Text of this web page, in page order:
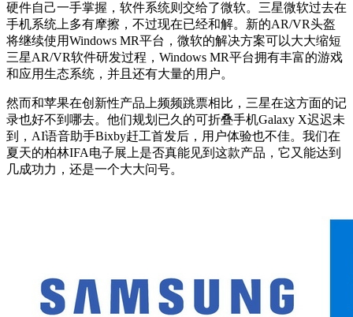
硬件自己一手掌握，软件系统则交给了微软。三星微软过去在
手机系统上多有摩擦，不过现在已经和解。新的AR/VR头盔
将继续使用Windows MR平台，微软的解决方案可以大大缩短
三星AR/VR软件研发过程，Windows MR平台拥有丰富的游戏
和应用生态系统，并且还有大量的用户。
然而和苹果在创新性产品上频频跳票相比，三星在这方面的记
录也好不到哪去。他们规划已久的可折叠手机Galaxy X迟迟未
到，AI语音助手Bixby赶工首发后，用户体验也不佳。我们在
夏天的柏林IFA电子展上是否真能见到这款产品，它又能达到
几成功力，还是一个大大问号。